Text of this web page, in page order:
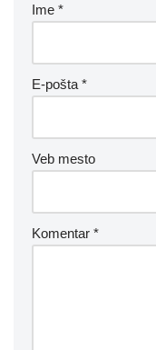
Ime *
E-pošta *
Veb mesto
Komentar *